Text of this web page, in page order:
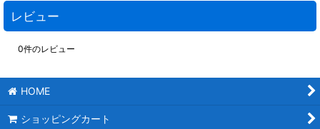
レビュー
0件のレビュー
HOME
ショッピングカート